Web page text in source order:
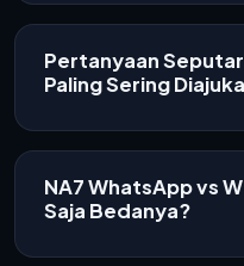
Pertanyaan
Paling Sering
NA7 WhatsApp vs
Saja Bedanya?